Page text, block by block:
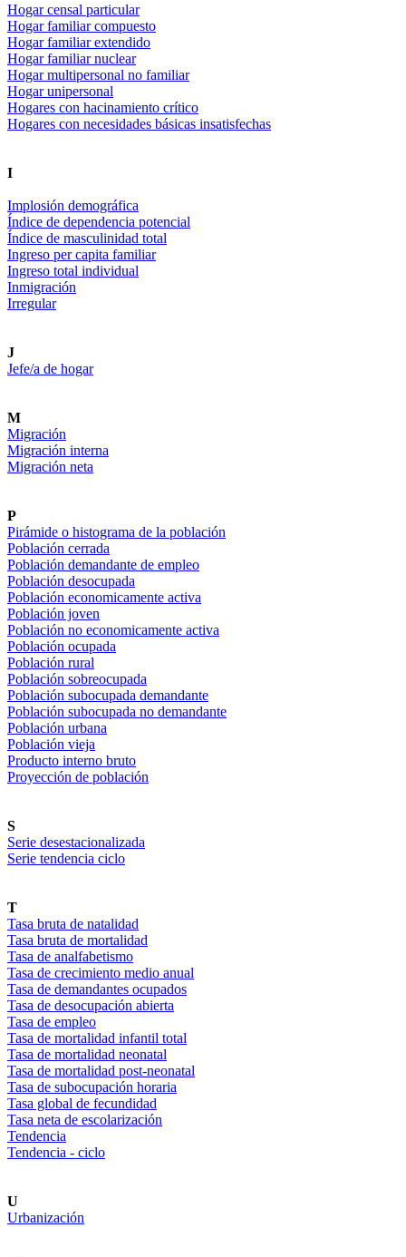
Hogar censal particular
Hogar familiar compuesto
Hogar familiar extendido
Hogar familiar nuclear
Hogar multipersonal no familiar
Hogar unipersonal
Hogares con hacinamiento crítico
Hogares con necesidades básicas insatisfechas
I
Implosión demográfica
Índice de dependencia potencial
Índice de masculinidad total
Ingreso per capita familiar
Ingreso total individual
Inmigración
Irregular
J
Jefe/a de hogar
M
Migración
Migración interna
Migración neta
P
Pirámide o histograma de la población
Población cerrada
Población demandante de empleo
Población desocupada
Población economicamente activa
Población joven
Población no economicamente activa
Población ocupada
Población rural
Población sobreocupada
Población subocupada demandante
Población subocupada no demandante
Población urbana
Población vieja
Producto interno bruto
Proyección de población
S
Serie desestacionalizada
Serie tendencia ciclo
T
Tasa bruta de natalidad
Tasa bruta de mortalidad
Tasa de analfabetismo
Tasa de crecimiento medio anual
Tasa de demandantes ocupados
Tasa de desocupación abierta
Tasa de empleo
Tasa de mortalidad infantil total
Tasa de mortalidad neonatal
Tasa de mortalidad post-neonatal
Tasa de subocupación horaria
Tasa global de fecundidad
Tasa neta de escolarización
Tendencia
Tendencia - ciclo
U
Urbanización